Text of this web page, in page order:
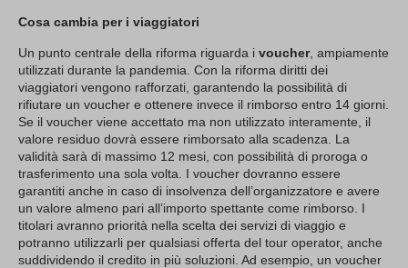
Cosa cambia per i viaggiatori
Un punto centrale della riforma riguarda i voucher, ampiamente
utilizzati durante la pandemia. Con la riforma diritti dei
viaggiatori vengono rafforzati, garantendo la possibilità di
rifiutare un voucher e ottenere invece il rimborso entro 14 giorni.
Se il voucher viene accettato ma non utilizzato interamente, il
valore residuo dovrà essere rimborsato alla scadenza. La
validità sarà di massimo 12 mesi, con possibilità di proroga o
trasferimento una sola volta. I voucher dovranno essere
garantiti anche in caso di insolvenza dell’organizzatore e avere
un valore almeno pari all’importo spettante come rimborso. I
titolari avranno priorità nella scelta dei servizi di viaggio e
potranno utilizzarli per qualsiasi offerta del tour operator, anche
suddividendo il credito in più soluzioni. Ad esempio, un voucher